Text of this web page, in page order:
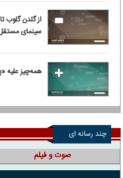
از گلدن گلوب
سینمای
همه‌چیز علیه
چند رسانه ای
صوت و فیلم